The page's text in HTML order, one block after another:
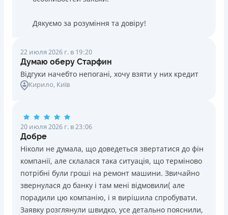
Дякуємо за розуміння та довіру!
22 июля 2026 г. в 19:20
Думаю оберу Старфин
Відгуки начебто непогані, хочу взяти у них кредит
Кирило, Київ
20 июля 2026 г. в 23:06
Добре
Ніколи не думала, що доведеться звертатися до фін
компанії, але склалася така ситуація, що терміново
потрібні були гроші на ремонт машини. Звичайно
звернулася до банку і там мені відмовили( але
порадили цю компанію, і я вирішила спробувати.
Заявку розглянули швидко, усе детально пояснили,